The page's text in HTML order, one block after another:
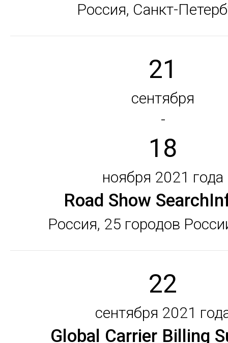
Россия, Санкт-
21
сентября
-
18
ноября 2021 года
Road Show
Россия, 25 городов
22
сентября 2021
Global Carrier Billing